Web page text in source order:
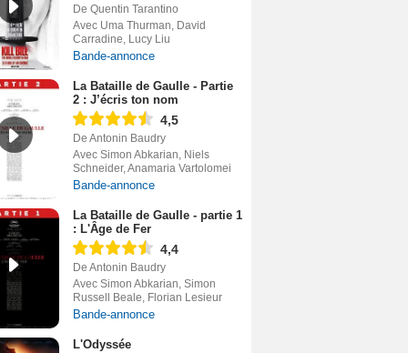
De Quentin Tarantino
Avec Uma Thurman, David
Carradine, Lucy Liu
Bande-annonce
La Bataille de Gaulle - Partie
2 : J’écris ton nom
4,5
De Antonin Baudry
Avec Simon Abkarian, Niels
Schneider, Anamaria Vartolomei
Bande-annonce
La Bataille de Gaulle - partie 1
: L'Âge de Fer
4,4
De Antonin Baudry
Avec Simon Abkarian, Simon
Russell Beale, Florian Lesieur
Bande-annonce
L'Odyssée